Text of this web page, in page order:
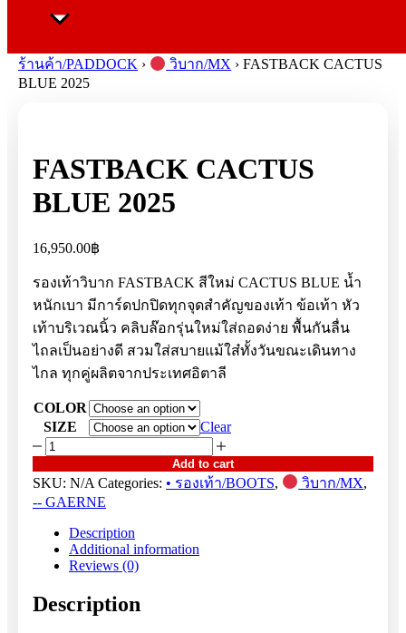
ร้านค้า/PADDOCK › วิบาก/MX ›FASTBACK CACTUS
BLUE 2025
FASTBACK CACTUS
BLUE 2025
16,950.00฿
รองเท้าวิบาก FASTBACK สีใหม่ CACTUS BLUE น้ำ
หนักเบา มีการ์ดปกปิดทุกจุดสำคัญของเท้า ข้อเท้า หัว
เท้าบริเวณนิ้ว คลิบล๊อกรุ่นใหม่ใส่ถอดง่าย พื้นกันลื่น
ไถลเป็นอย่างดี สวมใส่สบายแม้ใส๋ทั้งวันขณะเดินทาง
ไกล ทุกคู่ผลิตจากประเทศอิตาลี
COLOR
SIZE
Clear
FASTBACK
CACTUS
BLUE
2025
quantity
Add to cart
SKU: N/A Categories: • รองเท้า/BOOTS, วิบาก/MX,
-- GAERNE
Description
Additional information
Reviews (0)
Description